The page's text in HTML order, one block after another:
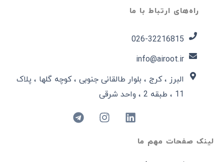
لینک صفحات مهم ما
راه‌های ارتباط با ما
026-32216815​
info@airoot.ir
البرز ، کرج ، بلوار طالقانی جنوبی ، کوچه گلها ، پلاک
11 ، طبقه 2 ، واحد شرقی